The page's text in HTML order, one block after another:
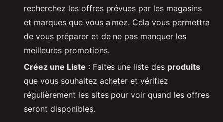
recherchez les offres prévues par les magasins
et marques que vous aimez. Cela vous permettra
de vous préparer et de ne pas manquer les
meilleures promotions.
Créez une Liste : Faites une liste des produits
que vous souhaitez acheter et vérifiez
régulièrement les sites pour voir quand les offres
seront disponibles.